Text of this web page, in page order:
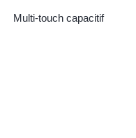
Multi-touch capacitif